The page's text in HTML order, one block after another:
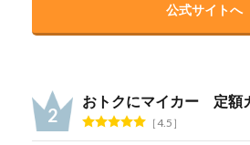
公式サイトへ
おトクにマイカー 定額
4.5